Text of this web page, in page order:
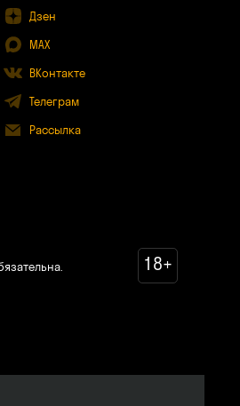
Дзен
MAX
ВКонтакте
Телеграм
Рассылка
18+